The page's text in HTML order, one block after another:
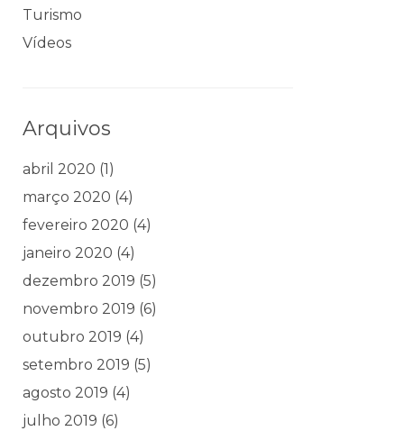
Turismo
Vídeos
Arquivos
abril 2020 (1)
março 2020 (4)
fevereiro 2020 (4)
janeiro 2020 (4)
dezembro 2019 (5)
novembro 2019 (6)
outubro 2019 (4)
setembro 2019 (5)
agosto 2019 (4)
julho 2019 (6)